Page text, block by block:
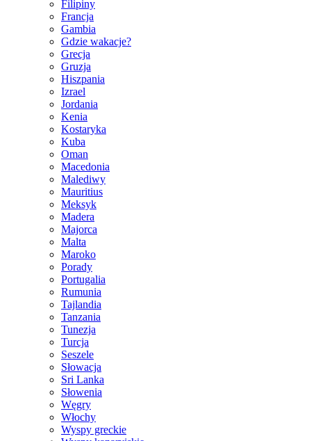
Filipiny
Francja
Gambia
Gdzie wakacje?
Grecja
Gruzja
Hiszpania
Izrael
Jordania
Kenia
Kostaryka
Kuba
Oman
Macedonia
Malediwy
Mauritius
Meksyk
Madera
Majorca
Malta
Maroko
Porady
Portugalia
Rumunia
Tajlandia
Tanzania
Tunezja
Turcja
Seszele
Słowacja
Sri Lanka
Słowenia
Węgry
Włochy
Wyspy greckie